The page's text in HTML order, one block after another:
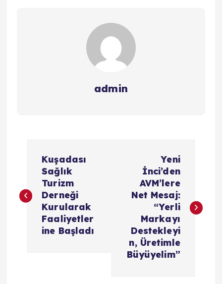
admin
z
Kuşadası
Sağlık
Turizm
Derneği
Kurularak
Faaliyetler
ine Başladı
Yeni
İnci’den
AVM’lere
Net Mesaj:
“Yerli
Markayı
Destekleyi
n, Üretimle
Büyüyelim”